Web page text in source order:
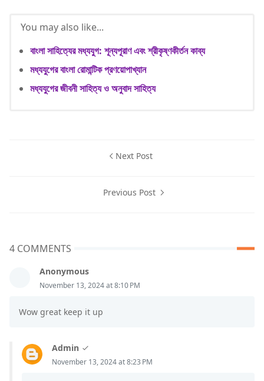
You may also like...
বাংলা সাহিত্যের মধ্যযুগ: শূন্যপূরাণ এবং শ্রীকৃষ্ণকীর্তন কাব্য
মধ্যযুগের বাংলা রোমান্টিক প্রণয়োপাখ্যান
মধ্যযুগের জীবনী সাহিত্য ও অনুবাদ সাহিত্য
Next Post
Previous Post
4 COMMENTS
Anonymous
November 13, 2024 at 8:10 PM
Wow great keep it up
Admin
November 13, 2024 at 8:23 PM